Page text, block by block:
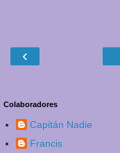
‹
Colaboradores
Capitán Nadie
Francis